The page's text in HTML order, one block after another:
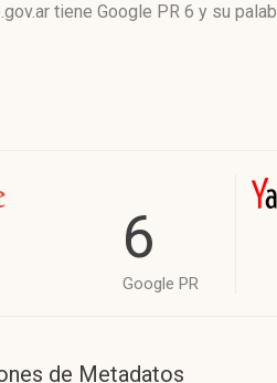
tiene Google PR 6 y su
6
Google PR
de Metadatos